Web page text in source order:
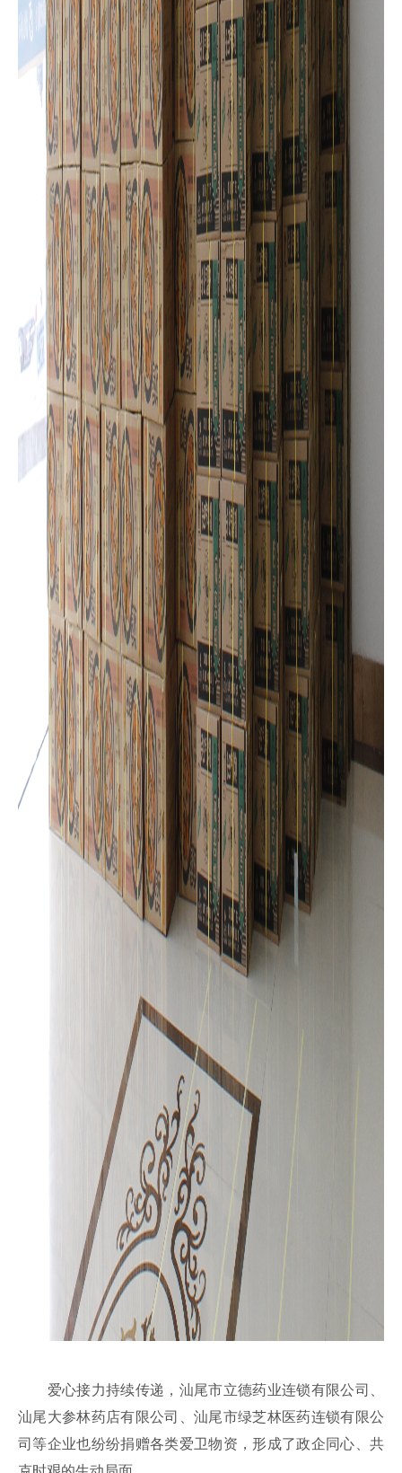
爱心接力持续传递，汕尾市立德药业连锁有限公司、
汕尾大参林药店有限公司、汕尾市绿芝林医药连锁有限公
司等企业也纷纷捐赠各类爱卫物资，形成了政企同心、共